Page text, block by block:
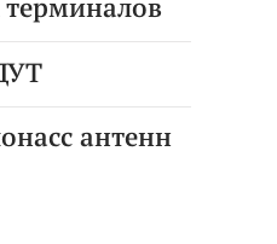
антенн